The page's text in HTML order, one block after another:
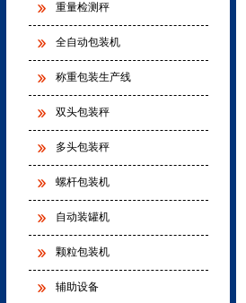
重量检测秤
全自动包装机
称重包装生产线
双头包装秤
多头包装秤
螺杆包装机
自动装罐机
颗粒包装机
辅助设备